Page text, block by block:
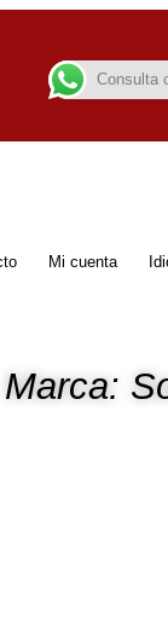
Mi cuenta
Marca:
Consulta